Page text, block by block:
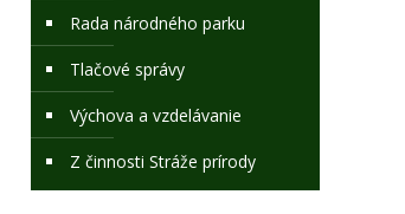
Rada národného parku
Tlačové správy
Výchova a vzdelávanie
Z činnosti Stráže prírody